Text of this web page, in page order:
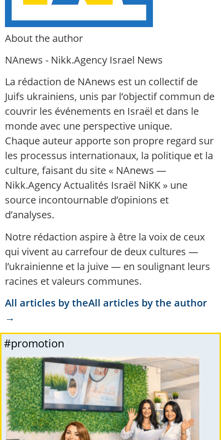
About the author
NAnews - Nikk.Agency Israel News
La rédaction de NAnews est un collectif de
Juifs ukrainiens, unis par l’objectif commun de
couvrir les événements en Israël et dans le
monde avec une perspective unique.
Chaque auteur apporte son propre regard sur
les processus internationaux, la politique et la
culture, faisant du site « NAnews —
Nikk.Agency Actualités Israël NiKK » une
source incontournable d’opinions et
d’analyses.
Notre rédaction aspire à être la voix de ceux
qui vivent au carrefour de deux cultures —
l’ukrainienne et la juive — en soulignant leurs
racines et valeurs communes.
All articles by theAll articles by the author
→
#promotion